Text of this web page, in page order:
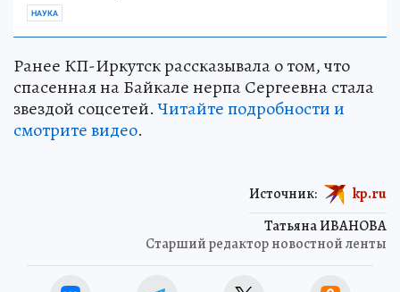
НАУКА
Ранее КП-Иркутск рассказывала о том, что
спасенная на Байкале нерпа Сергеевна стала
звездой соцсетей.Читайте подробности и
смотрите видео.
Татьяна ИВАНОВА
Старший редактор новостной ленты
Источник: kp.ru